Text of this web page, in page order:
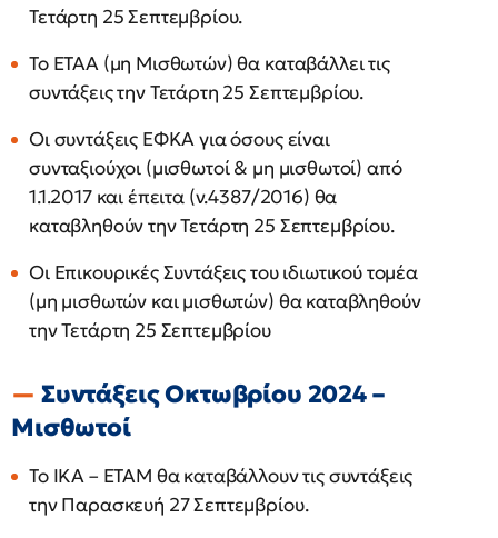
Τετάρτη 25 Σεπτεμβρίου.
Το ΕΤΑΑ (μη Μισθωτών) θα καταβάλλει τις
συντάξεις την Τετάρτη 25 Σεπτεμβρίου.
Οι συντάξεις ΕΦΚΑ για όσους είναι
συνταξιούχοι (μισθωτοί & μη μισθωτοί) από
1.1.2017 και έπειτα (ν.4387/2016) θα
καταβληθούν την Τετάρτη 25 Σεπτεμβρίου.
Οι Επικουρικές Συντάξεις του ιδιωτικού τομέα
(μη μισθωτών και μισθωτών) θα καταβληθούν
την Τετάρτη 25 Σεπτεμβρίου
Συντάξεις Οκτωβρίου 2024 –
Μισθωτοί
Το ΙΚΑ – ΕΤΑΜ θα καταβάλλουν τις συντάξεις
την Παρασκευή 27 Σεπτεμβρίου.